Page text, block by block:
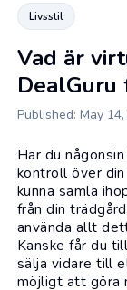
Livsstil
Vad är
Published: May
Har du
kontroll över
kunna samla
från din
använda allt
Kanske får du
sälja vidare till
möjligt att göra